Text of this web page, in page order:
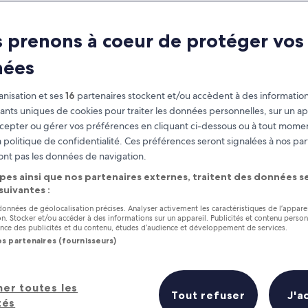
Gagnez des récompenses pour
chaque nuit séjournée
7 août - 9 août
5 meilleurs hôtels à proximité
prenons à coeur de protéger vos
et ses16 partenaires stockent et/ou accèdent à des
uniques de cookies pour traiter les données personnelles, sur un
ou gérer vos préférences en cliquant ci-dessous ou à tout
politique de confidentialité. Ces préférences seront signalées à nos
pas les données de navigation.
ainsi que nos partenaires externes, traitent des données
:
de géolocalisation précises. Analyser activement les caractéristiques de
Stocker et/ou accéder à des informations sur un appareil. Publicités et contenu
des publicités et du contenu, études d’audience et développement de services.
partenaires (fournisseurs)
toutes les
Tout refuser